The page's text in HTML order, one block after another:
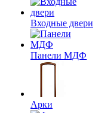
Входные двери
Панели МДФ
Арки